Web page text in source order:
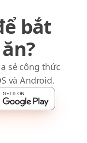
bắt
sẻ công thức
và Android.